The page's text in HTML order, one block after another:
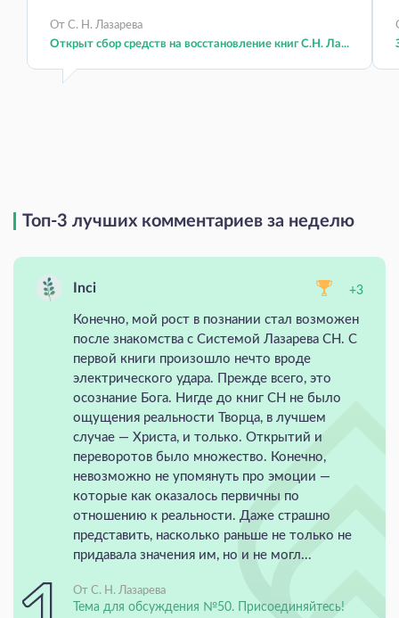
От С. Н. Лазарева
Открыт сбор средств на восстановление книг С.Н. Ла...
Топ-3 лучших комментариев за неделю
Inci +3
Конечно, мой рост в познании стал возможен
после знакомства с Системой Лазарева СН. С
первой книги произошло нечто вроде
электрического удара. Прежде всего, это
осознание Бога. Нигде до книг СН не было
ощущения реальности Творца, в лучшем
случае — Христа, и только. Открытий и
переворотов было множество. Конечно,
невозможно не упомянуть про эмоции —
которые как оказалось первичны по
отношению к реальности. Даже страшно
представить, насколько раньше не только не
придавала значения им, но и не могл...
От С. Н. Лазарева
Тема для обсуждения №50. Присоединяйтесь!